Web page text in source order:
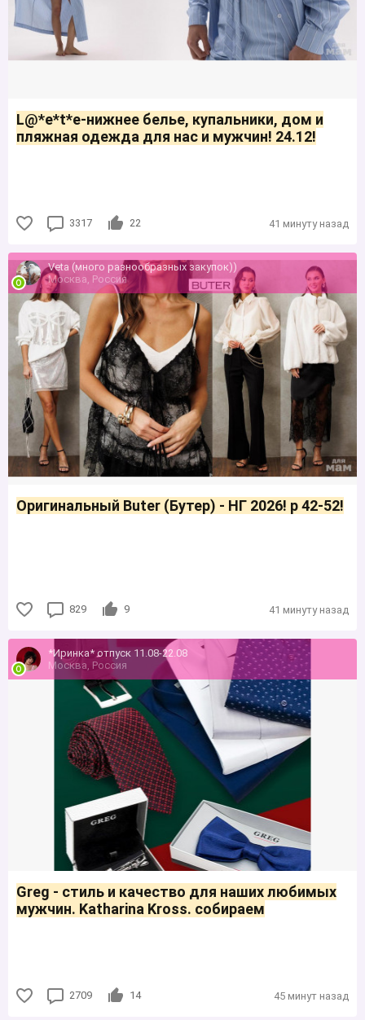
L@*е*t*е-нижнее белье, купальники, дом и
пляжная одежда для нас и мужчин! 24.12!
3317 22 41 минуту назад
Veta (много разнообразных закупок))
Москва, Россия
Оригинальный Buter (Бутер) - НГ 2026! р 42-52!
829 9 41 минуту назад
*Иринка* отпуск 11.08-22.08
Москва, Россия
Greg - стиль и качество для наших любимых
мужчин. Katharina Kross. собираем
2709 14 45 минут назад